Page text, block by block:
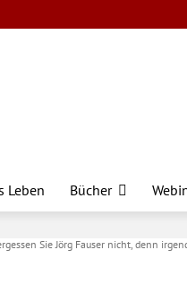
Leben Bücher
Sie Jörg Fauser nicht, denn